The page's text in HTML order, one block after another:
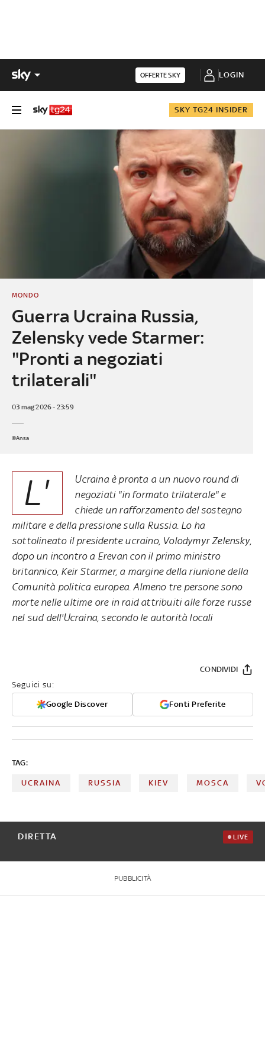
OFFERTE SKY LOGIN
SKY TG24 INSIDER
Guerra Ucraina Russia,
Zelensky vede Starmer:
"Pronti a negoziati
trilaterali"
MONDO
03 mag 2026 - 23:59
©Ansa
L'
Ucraina è pronta a un nuovo round di
negoziati "in formato trilaterale" e
chiede un rafforzamento del sostegno
militare e della pressione sulla Russia. Lo ha
sottolineato il presidente ucraino, Volodymyr Zelensky,
dopo un incontro a Erevan con il primo ministro
britannico, Keir Starmer, a margine della riunione della
Comunità politica europea. Almeno tre persone sono
morte nelle ultime ore in raid attribuiti alle forze russe
nel sud dell'Ucraina, secondo le autorità locali
Seguici su:
Google Discover Fonti Preferite
CONDIVIDI
TAG:
UCRAINA RUSSIA KIEV MOSCA
DIRETTA LIVE
PUBBLICITÀ